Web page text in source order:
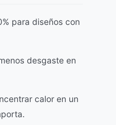
para diseños con
desgaste en
calor en un